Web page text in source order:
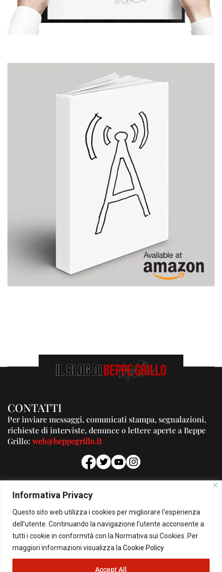
Informativa Privacy
Questo sito web utilizza i cookies per migliorare l'esperienza
dell'utente. Continuando la navigazione l'utente acconsente a
tutti i cookie in conformità con la Normativa sui Cookies. Per
maggiori informazioni visualizza la Cookie Policy
Accept All
CONTATTI
Per inviare messaggi, comunicati stampa, segnalazioni,
richieste di interviste, denunce o lettere aperte a Beppe
Grillo:web@beppegrillo.it
PUBBLICITA'
Per la tua pubblicità su questo Blog:
pubblicita@beppegrillo.it
© Copyright 2026 - Il Blog di Beppe Grillo. All Rights Reserved - Powered by